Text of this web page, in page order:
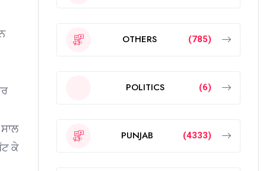
ਕੇ
OTHERS (785)
POLITICS (6)
PUNJAB (4333)